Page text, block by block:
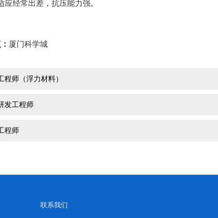
应经常出差，抗压能力强。
厦门科学城
程师（浮力材料）
发工程师
程师
联系我们